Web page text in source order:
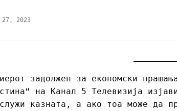
27, 2023
задолжен за економски
на Канал 5 Телевизија
казната, а ако тоа може да